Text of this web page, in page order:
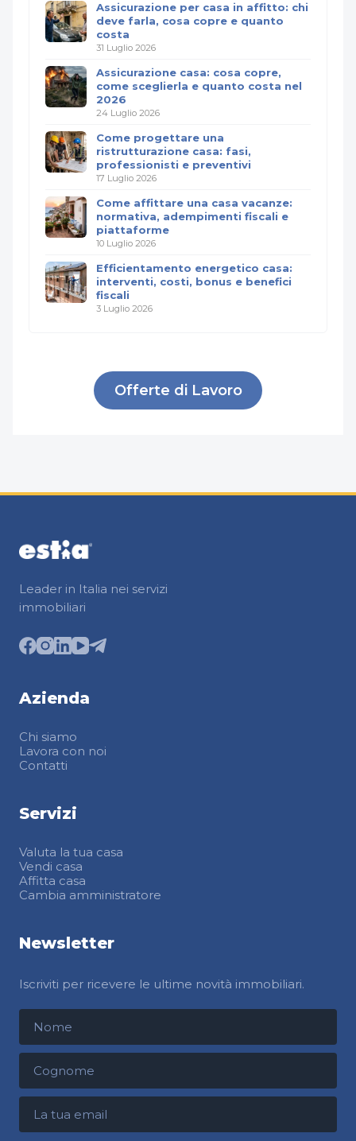
Assicurazione per casa in affitto: chi
deve farla, cosa copre e quanto
costa
31 Luglio 2026
Assicurazione casa: cosa copre,
come sceglierla e quanto costa nel
2026
24 Luglio 2026
Come progettare una
ristrutturazione casa: fasi,
professionisti e preventivi
17 Luglio 2026
Come affittare una casa vacanze:
normativa, adempimenti fiscali e
piattaforme
10 Luglio 2026
Efficientamento energetico casa:
interventi, costi, bonus e benefici
fiscali
3 Luglio 2026
Offerte di Lavoro
Leader in Italia nei servizi
immobiliari
Azienda
Chi siamo
Lavora con noi
Contatti
Servizi
Valuta la tua casa
Vendi casa
Affitta casa
Cambia amministratore
Newsletter
Iscriviti per ricevere le ultime novità immobiliari.
Nome
Cognome
Indirizzo email